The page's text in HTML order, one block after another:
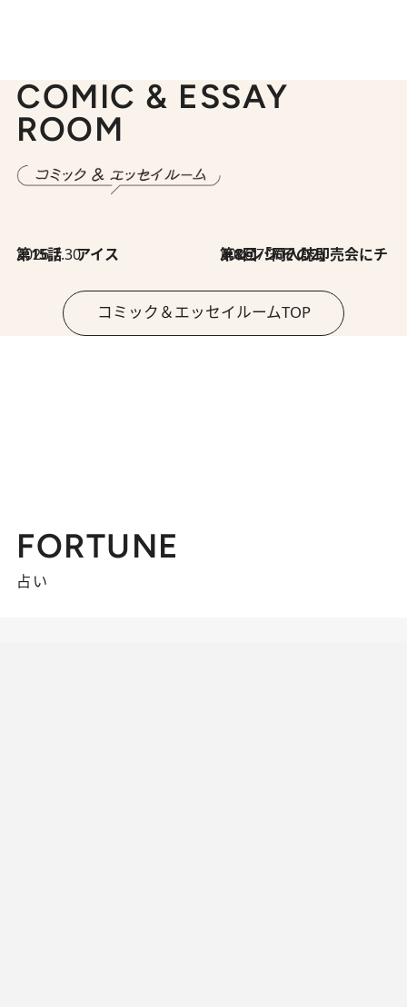
COMIC & ESSAY
ROOM
2026.7.30
第15話 アイス 2026.7.30
第8回「同人誌即売会にチャレンジ その2」
コミック＆エッセイルームTOP
FORTUNE
占い